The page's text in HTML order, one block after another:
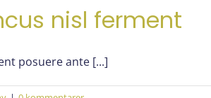
nisl ferment
posuere ante [...]